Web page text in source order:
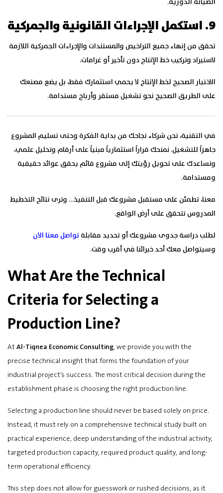
9. استكمل الإجراءات القانونية والجمركية
تحقق من إنهاء جميع التراخيص والمستندات والإجراءات الجمركية اللازمة
لاستيراد وتركيب خط الإنتاج دون تأخير أو غرامات.
الاختيار الصحيح لخط الإنتاج لا يحمي استثمارك فقط، بل يضع مصنعك
على الطريق الصحيح نحو تشغيل مستقر وأرباح مستدامة.
في التقنية، نحن شركاء نجاحك من بداية الفكرة وحتى تسليم المشروع
جاهزاً للتشغيل. نمنحك قراراً استثمارياً مبنياً على أرقام وتحليل علمي،
ونساعدك على تحويل رؤيتك إلى مشروع قائم يحقق عوائد حقيقية
ومستدامة.
معنا، تطمئن على مستقبل مشروعك قبل التنفيذ… وترى نتائج التخطيط
المدروس تتحقق على أرض الواقع.
لطلب دراسة جدوى مشروعك أو تحديد مقابلةتواصل معنا الان
وسيتواصل معك أحد خبرائنا في أقرب وقت.
What Are the Technical
Criteria for Selecting a
Production Line?
AtAl-Tiqnea Economic Consulting, we provide you with the
precise technical insight that forms the foundation of your
industrial project’s success. The most critical decision during the
establishment phase is choosing the right production line.
Selecting a production line should never be based solely on price.
Instead, it must rely on a comprehensive technical study built on
practical experience, deep understanding of the industrial activity,
targeted production capacity, required product quality, and long-
term operational efficiency.
This step does not allow for guesswork or rushed decisions, as it